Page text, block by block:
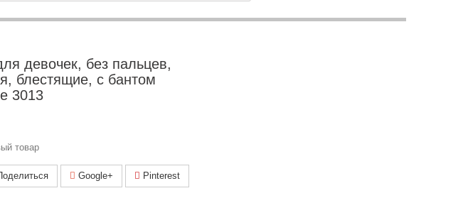
девочек, без пальцев,
блестящие, с бантом
3013
товар
Google+ Pinterest